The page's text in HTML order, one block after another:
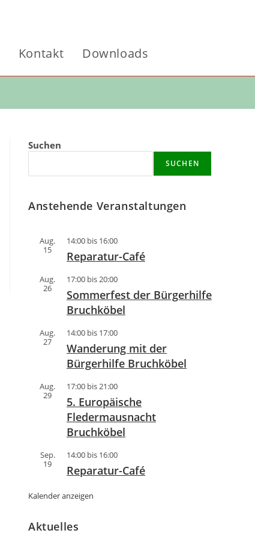
Kontakt Downloads
Website-
umschalten
Suchen
SUCHEN
Anstehende Veranstaltungen
Aug.
15
14:00 bis 16:00
Reparatur-Café
Aug.
26
17:00 bis20:00
Sommerfest der Bürgerhilfe
Bruchköbel
Aug.
27
14:00 bis 17:00
Wanderung mit der
Bürgerhilfe Bruchköbel
Aug.
29
17:00 bis21:00
5. Europäische
Fledermausnacht
Bruchköbel
Sep.
19
14:00 bis 16:00
Reparatur-Café
Kalender anzeigen
Aktuelles